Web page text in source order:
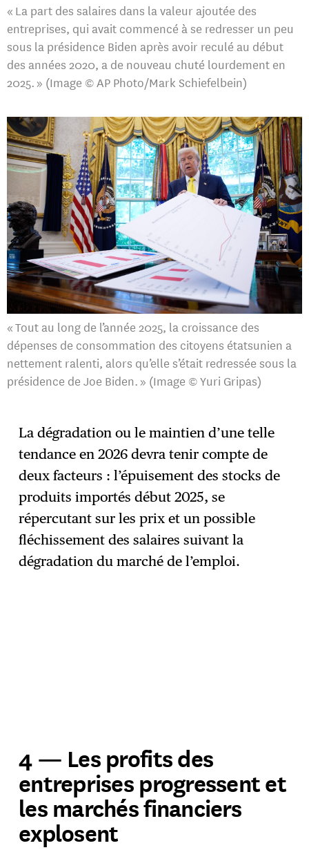
« La part des salaires dans la valeur ajoutée des
entreprises, qui avait commencé à se redresser un peu
sous la présidence Biden après avoir reculé au début
des années 2020, a de nouveau chuté lourdement en
2025. » (Image © AP Photo/Mark Schiefelbein)
« Tout au long de l’année 2025, la croissance des
dépenses de consommation des citoyens étatsunien a
nettement ralenti, alors qu’elle s’était redressée sous la
présidence de Joe Biden. » (Image © Yuri Gripas)
La dégradation ou le maintien d’une telle
tendance en 2026 devra tenir compte de
deux facteurs : l’épuisement des stocks de
produits importés début 2025, se
répercutant sur les prix et un possible
fléchissement des salaires suivant la
dégradation du marché de l’emploi.
4 — Les profits des
entreprises progressent et
les marchés financiers
explosent